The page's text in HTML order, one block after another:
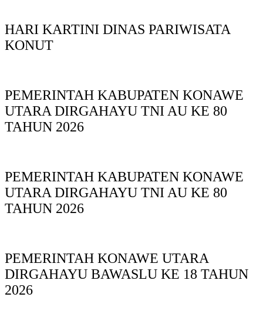
HARI KARTINI DINAS PARIWISATA
KONUT
PEMERINTAH KABUPATEN KONAWE
UTARA DIRGAHAYU TNI AU KE 80
TAHUN 2026
PEMERINTAH KABUPATEN KONAWE
UTARA DIRGAHAYU TNI AU KE 80
TAHUN 2026
PEMERINTAH KONAWE UTARA
DIRGAHAYU BAWASLU KE 18 TAHUN
2026